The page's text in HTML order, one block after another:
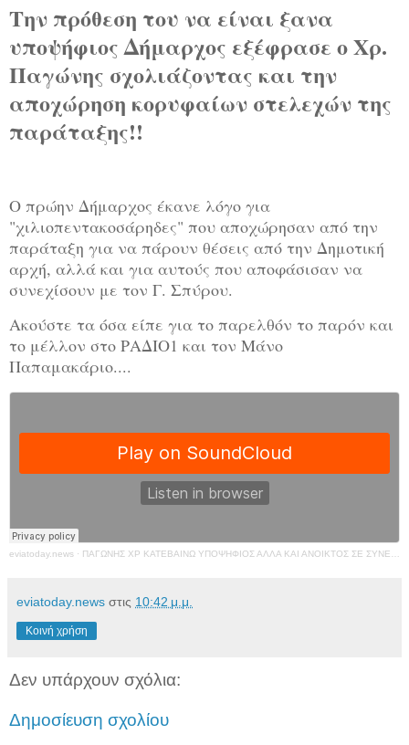
Την πρόθεση του να είναι ξανα
υποψήφιος Δήμαρχος εξέφρασε ο Χρ.
Παγώνης σχολιάζοντας και την
αποχώρηση κορυφαίων στελεχών της
παράταξης!!
Ο πρώην Δήμαρχος έκανε λόγο για
"χιλιοπεντακοσάρηδες" που αποχώρησαν από την
παράταξη για να πάρουν θέσεις από την Δημοτική
αρχή, αλλά και για αυτούς που αποφάσισαν να
συνεχίσουν με τον Γ. Σπύρου.
Ακούστε τα όσα είπε για το παρελθόν το παρόν και
το μέλλον στο ΡΑΔΙΟ1 και τον Μάνο
Παπαμακάριο....
eviatoday.news · ΠΑΓΩΝΗΣ ΧΡ ΚΑΤΕΒΑΙΝΩ ΥΠΟΨΗΦΙΟΣ ΑΛΛΑ ΚΑΙ ΑΝΟΙΚΤΟΣ ΣΕ ΣΥΝΕΡΓΑΣΙΕΣ
eviatoday.news στις 10:42 μ.μ.
Κοινή χρήση
Δεν υπάρχουν σχόλια:
Δημοσίευση σχολίου